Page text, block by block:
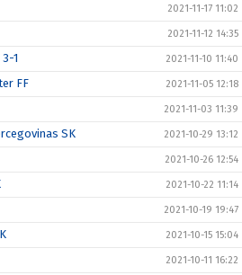
2021-11-17 11:02
2021-11-12 14:35
1 2021-11-10 11:40
FF 2021-11-05 12:18
2021-11-03 11:39
SK 2021-10-29 13:12
2021-10-26 12:54
2021-10-22 11:14
2021-10-19 19:47
2021-10-15 15:04
2021-10-11 16:22